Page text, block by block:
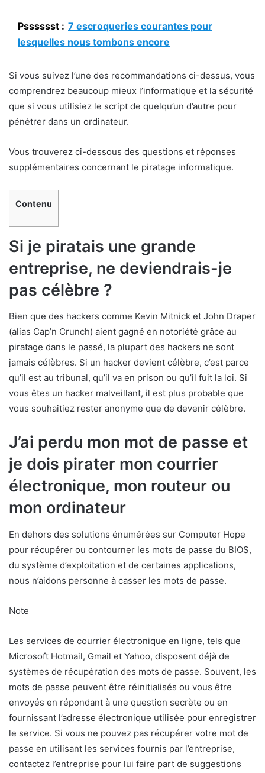
Psssssst : 7 escroqueries courantes pour
lesquelles nous tombons encore
Si vous suivez l’une des recommandations ci-dessus, vous
comprendrez beaucoup mieux l’informatique et la sécurité
que si vous utilisiez le script de quelqu’un d’autre pour
pénétrer dans un ordinateur.
Vous trouverez ci-dessous des questions et réponses
supplémentaires concernant le piratage informatique.
Contenu
Si je piratais une grande
entreprise, ne deviendrais-je
pas célèbre ?
Bien que des hackers comme Kevin Mitnick et John Draper
(alias Cap’n Crunch) aient gagné en notoriété grâce au
piratage dans le passé, la plupart des hackers ne sont
jamais célèbres. Si un hacker devient célèbre, c’est parce
qu’il est au tribunal, qu’il va en prison ou qu’il fuit la loi. Si
vous êtes un hacker malveillant, il est plus probable que
vous souhaitiez rester anonyme que de devenir célèbre.
J’ai perdu mon mot de passe et
je dois pirater mon courrier
électronique, mon routeur ou
mon ordinateur
En dehors des solutions énumérées sur Computer Hope
pour récupérer ou contourner les mots de passe du BIOS,
du système d’exploitation et de certaines applications,
nous n’aidons personne à casser les mots de passe.
Note
Les services de courrier électronique en ligne, tels que
Microsoft Hotmail, Gmail et Yahoo, disposent déjà de
systèmes de récupération des mots de passe. Souvent, les
mots de passe peuvent être réinitialisés ou vous être
envoyés en répondant à une question secrète ou en
fournissant l’adresse électronique utilisée pour enregistrer
le service. Si vous ne pouvez pas récupérer votre mot de
passe en utilisant les services fournis par l’entreprise,
contactez l’entreprise pour lui faire part de suggestions